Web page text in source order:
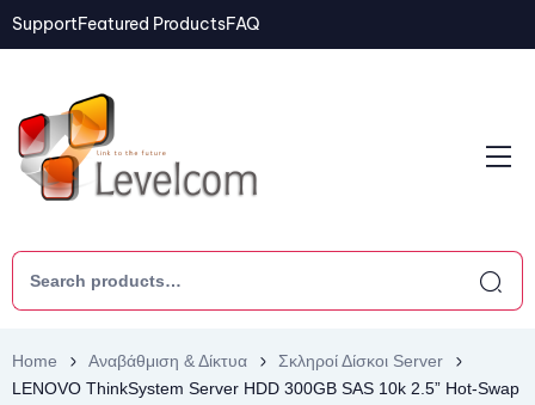
SupportFeatured ProductsFAQ
Home Αναβάθμιση & Δίκτυα
Σκληροί Δίσκοι Server
LENOVO ThinkSystem Server HDD 300GB SAS 10k 2.5” Hot-Swap